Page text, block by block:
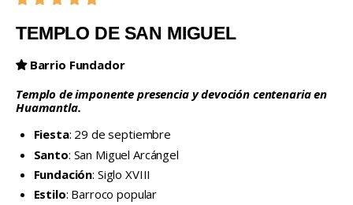
TEMPLO DE SAN MIGUEL
Barrio Fundador
Templo de imponente presencia y devoción centenaria en
Huamantla.
Fiesta: 29 de septiembre
Santo: San Miguel Arcángel
Fundación: Siglo XVIII
Estilo: Barroco popular